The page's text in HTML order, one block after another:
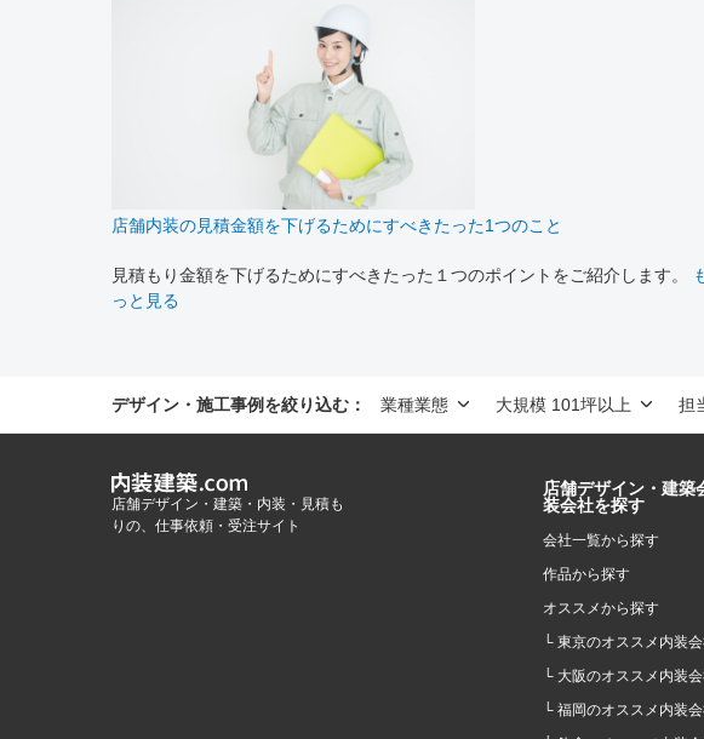
店舗内装の見積金額を下げるためにすべきたった1つのこと
見積もり金額を下げるためにすべきたった１つのポイントをご紹介します。
っと見る
デザイン・施工事例を絞り込む： 業種業態 大規模 101坪以上 担
店舗デザイン・建築・内装・見積も
りの、仕事依頼・受注サイト
店舗デザイン・建築
装会社を探す
会社一覧から探す
作品から探す
オススメから探す
└ 東京のオススメ内装
└ 大阪のオススメ内装
└ 福岡のオススメ内装